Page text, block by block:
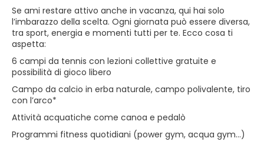
Se ami restare attivo anche in vacanza, qui hai solo
l’imbarazzo della scelta. Ogni giornata può essere diversa,
tra sport, energia e momenti tutti per te. Ecco cosa ti
aspetta:
6 campi da tennis con lezioni collettive gratuite e
possibilità di gioco libero
Campo da calcio in erba naturale, campo polivalente, tiro
con l’arco*
Attività acquatiche come canoa e pedalò
Programmi fitness quotidiani (power gym, acqua gym…)